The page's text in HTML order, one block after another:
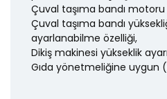
Çuval taşıma bandı motoru
Çuval taşıma bandı
ayarlanabilme özelliği,
Dikiş makinesi yükseklik
Gıda yönetmeliğine uygun